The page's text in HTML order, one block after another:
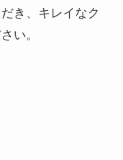
き、キレイなク
い。